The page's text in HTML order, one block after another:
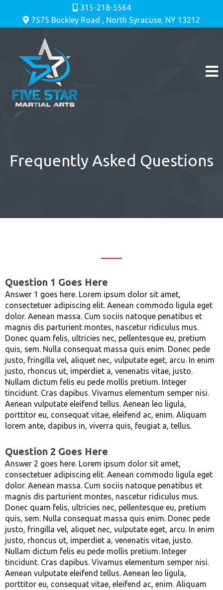
315-218-5564
7575 Buckley Road , North Syracuse, NY 13212
Frequently Asked Questions
Question 1 Goes Here
Answer 1 goes here. Lorem ipsum dolor sit amet,
consectetuer adipiscing elit. Aenean commodo ligula eget
dolor. Aenean massa. Cum sociis natoque penatibus et
magnis dis parturient montes, nascetur ridiculus mus.
Donec quam felis, ultricies nec, pellentesque eu, pretium
quis, sem. Nulla consequat massa quis enim. Donec pede
justo, fringilla vel, aliquet nec, vulputate eget, arcu. In enim
justo, rhoncus ut, imperdiet a, venenatis vitae, justo.
Nullam dictum felis eu pede mollis pretium. Integer
tincidunt. Cras dapibus. Vivamus elementum semper nisi.
Aenean vulputate eleifend tellus. Aenean leo ligula,
porttitor eu, consequat vitae, eleifend ac, enim. Aliquam
lorem ante, dapibus in, viverra quis, feugiat a, tellus.
Question 2 Goes Here
Answer 2 goes here. Lorem ipsum dolor sit amet,
consectetuer adipiscing elit. Aenean commodo ligula eget
dolor. Aenean massa. Cum sociis natoque penatibus et
magnis dis parturient montes, nascetur ridiculus mus.
Donec quam felis, ultricies nec, pellentesque eu, pretium
quis, sem. Nulla consequat massa quis enim. Donec pede
justo, fringilla vel, aliquet nec, vulputate eget, arcu. In enim
justo, rhoncus ut, imperdiet a, venenatis vitae, justo.
Nullam dictum felis eu pede mollis pretium. Integer
tincidunt. Cras dapibus. Vivamus elementum semper nisi.
Aenean vulputate eleifend tellus. Aenean leo ligula,
porttitor eu, consequat vitae, eleifend ac, enim. Aliquam